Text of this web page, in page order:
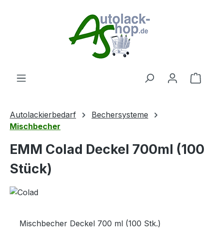
Autolackierbedarf
Bechersysteme
Mischbecher
EMM Colad Deckel 700ml (100
Stück)
Mischbecher Deckel 700 ml (100 Stk.)